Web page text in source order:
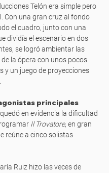
Telón era simple pero
Con una gran cruz al fondo
el cuadro, junto con una
dividía el escenario en dos
se logró ambientar las
la ópera con unos pocos
y un juego de proyecciones
principales
en evidencia la dificultad
Il Trovatore, en gran
reúne a cinco solistas
Ruiz hizo las veces de